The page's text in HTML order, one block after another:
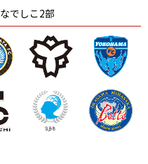
静岡 愛媛Ｌ
なでしこ2部